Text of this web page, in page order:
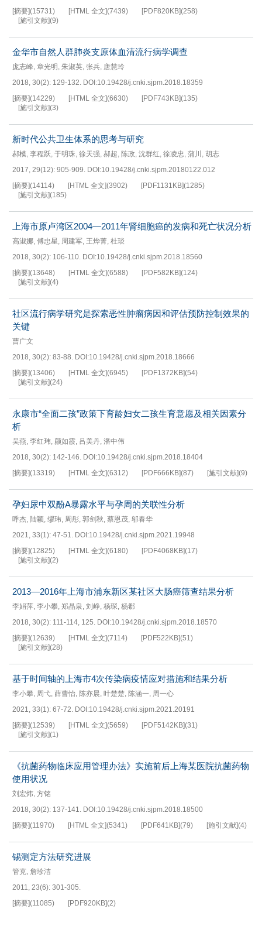
[摘要](15731) [HTML 全文](7439) [PDF820KB](258)
[施引文献](9)
金华市自然人群肺炎支原体血清流行病学调查
庞志峰, 章光明 , 朱淑英, 张兵, 唐慧玲
2018, 30(2): 129-132. DOI:10.19428/j.cnki.sjpm.2018.18359
[摘要](14229) [HTML 全文](6630) [PDF743KB](135)
[施引文献](3)
新时代公共卫生体系的思考与研究
郝模, 李程跃, 于明珠, 徐天强, 郝超, 陈政, 沈群红, 徐凌忠, 蒲川 , 胡志
2017, 29(12): 905-909. DOI:10.19428/j.cnki.sjpm.20180122.012
[摘要](14114) [HTML 全文](3902) [PDF1131KB](1285)
[施引文献](185)
上海市原卢湾区2004—2011年肾细胞癌的发病和死亡状况分析
高淑娜, 傅忠星, 周建军, 王烨菁, 杜琰
2018, 30(2): 106-110. DOI:10.19428/j.cnki.sjpm.2018.18560
[摘要](13648) [HTML 全文](6588) [PDF582KB](124)
[施引文献](4)
社区流行病学研究是探索恶性肿瘤病因和评估预防控制效果的
关键
曹广文
2018, 30(2): 83-88. DOI:10.19428/j.cnki.sjpm.2018.18666
[摘要](13406) [HTML 全文](6945) [PDF1372KB](54)
[施引文献](24)
永康市“全面二孩”政策下育龄妇女二孩生育意愿及相关因素分
析
吴燕, 李红玮, 颜如霞, 吕美丹, 潘中伟
2018, 30(2): 142-146. DOI:10.19428/j.cnki.sjpm.2018.18404
[摘要](13319) [HTML 全文](6312) [PDF666KB](87) [施引文献](9)
孕妇尿中双酚A暴露水平与孕周的关联性分析
呼杰, 陆颖, 缪玮, 周彤, 郭剑秋, 蔡恩茂, 邬春华
2021, 33(1): 47-51. DOI:10.19428/j.cnki.sjpm.2021.19948
[摘要](12825) [HTML 全文](6180) [PDF4068KB](17)
[施引文献](2)
2013—2016年上海市浦东新区某社区大肠癌筛查结果分析
李娟萍, 李小攀, 郑晶泉, 刘峥, 杨琛, 杨郗
2018, 30(2): 111-114, 125. DOI:10.19428/j.cnki.sjpm.2018.18570
[摘要](12639) [HTML 全文](7114) [PDF522KB](51)
[施引文献](28)
基于时间轴的上海市4次传染病疫情应对措施和结果分析
李小攀, 周弋, 薛曹怡, 陈亦晨, 叶楚楚, 陈涵一, 周一心
2021, 33(1): 67-72. DOI:10.19428/j.cnki.sjpm.2021.20191
[摘要](12539) [HTML 全文](5659) [PDF5142KB](31)
[施引文献](1)
《抗菌药物临床应用管理办法》实施前后上海某医院抗菌药物
使用状况
刘宏炜, 方铭
2018, 30(2): 137-141. DOI:10.19428/j.cnki.sjpm.2018.18500
[摘要](11970) [HTML 全文](5341) [PDF641KB](79) [施引文献](4)
锡测定方法研究进展
管克, 詹珍洁
2011, 23(6): 301-305.
[摘要](11085) [PDF920KB](2)